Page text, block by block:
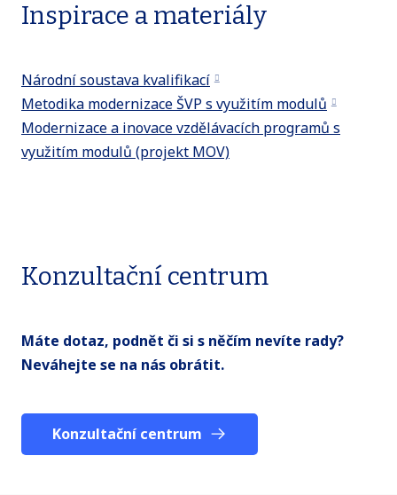
Inspirace a materiály
Národní soustava kvalifikací
Metodika modernizace ŠVP s využitím modulů
Modernizace a inovace vzdělávacích programů s
využitím modulů (projekt MOV)
Konzultační centrum
Máte dotaz, podnět či si s něčím nevíte rady?
Neváhejte se na nás obrátit.
Konzultační centrum